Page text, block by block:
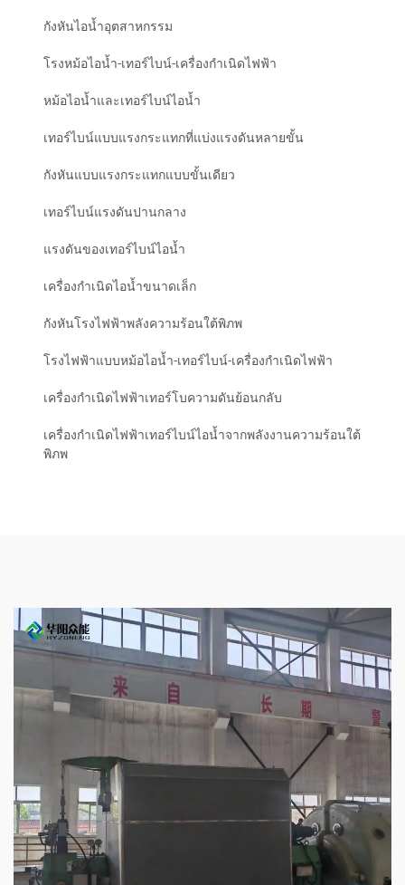
กังหันไอน้ำอุตสาหกรรม
โรงหม้อไอน้ำ-เทอร์ไบน์-เครื่องกำเนิดไฟฟ้า
หม้อไอน้ำและเทอร์ไบน์ไอน้ำ
เทอร์ไบน์แบบแรงกระแทกที่แบ่งแรงดันหลายขั้น
กังหันแบบแรงกระแทกแบบขั้นเดียว
เทอร์ไบน์แรงดันปานกลาง
แรงดันของเทอร์ไบน์ไอน้ำ
เครื่องกำเนิดไอน้ำขนาดเล็ก
กังหันโรงไฟฟ้าพลังความร้อนใต้พิภพ
โรงไฟฟ้าแบบหม้อไอน้ำ-เทอร์ไบน์-เครื่องกำเนิดไฟฟ้า
เครื่องกำเนิดไฟฟ้าเทอร์โบความดันย้อนกลับ
เครื่องกำเนิดไฟฟ้าเทอร์ไบน์ไอน้ำจากพลังงานความร้อนใต้
พิภพ